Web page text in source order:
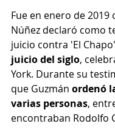
Fue en enero de 2019
Núñez declaró como
juicio contra 'El
juicio del siglo,
York. Durante su
que Guzmán ordenó
varias personas,
encontraban Rodolfo